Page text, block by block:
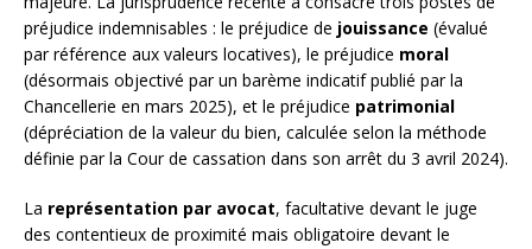
préjudice indemnisables : le préjudice de jouissance (évalué
par référence aux valeurs locatives), le préjudice moral
(désormais objectivé par un barème indicatif publié par la
Chancellerie en mars 2025), et le préjudice patrimonial
(dépréciation de la valeur du bien, calculée selon la méthode
définie par la Cour de cassation dans son arrêt du 3 avril 2024).
La représentation par avocat, facultative devant le juge
des contentieux de proximité mais obligatoire devant le